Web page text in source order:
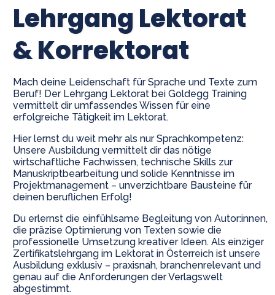
Lehrgang Lektorat
& Korrektorat
Mach deine Leidenschaft für Sprache und Texte zum
Beruf! Der Lehrgang Lektorat bei Goldegg Training
vermittelt dir umfassendes Wissen für eine
erfolgreiche Tätigkeit im Lektorat.
Hier lernst du weit mehr als nur Sprachkompetenz:
Unsere Ausbildung vermittelt dir das nötige
wirtschaftliche Fachwissen, technische Skills zur
Manuskriptbearbeitung und solide Kenntnisse im
Projektmanagement – unverzichtbare Bausteine für
deinen beruflichen Erfolg!
Du erlernst die einfühlsame Begleitung von Autor:innen,
die präzise Optimierung von Texten sowie die
professionelle Umsetzung kreativer Ideen. Als einziger
Zertifikatslehrgang im Lektorat in Österreich ist unsere
Ausbildung exklusiv – praxisnah, branchenrelevant und
genau auf die Anforderungen der Verlagswelt
abgestimmt.